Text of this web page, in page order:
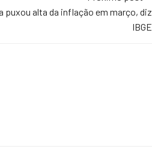
puxou alta da inflação em março, diz
IBGE